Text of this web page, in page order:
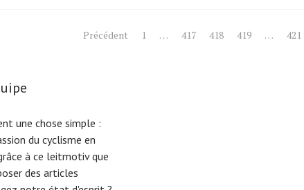
Précédent 1 … 417 418 419 … 421
une chose simple :
du cyclisme en
à ce leitmotiv que
des articles